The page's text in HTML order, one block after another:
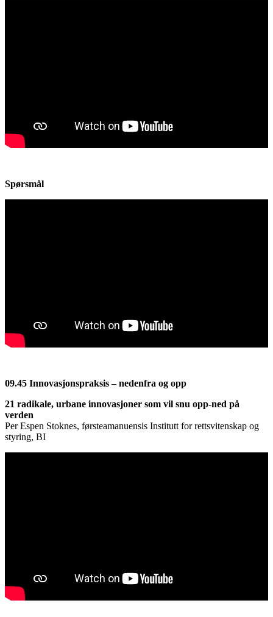
Spørsmål
09.45 Innovasjonspraksis – nedenfra og opp
21 radikale, urbane innovasjoner som vil snu opp-ned på
verden
Per Espen Stoknes, førsteamanuensis Institutt for rettsvitenskap og
styring, BI